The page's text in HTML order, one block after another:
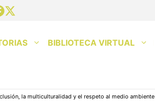
BIBLIOTECA VIRTUAL
la multiculturalidad y el respeto al medio ambiente